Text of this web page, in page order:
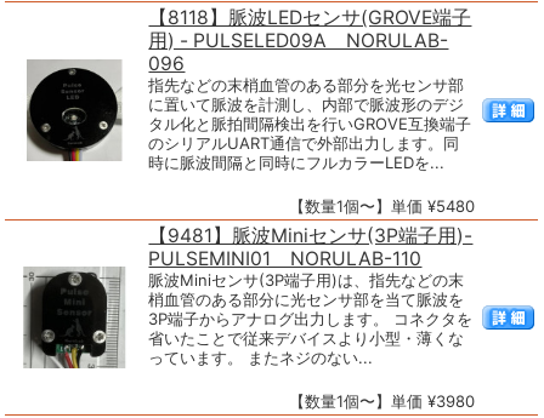
【8118】脈波LEDセンサ(GROVE端子
用) - PULSELED09A NORULAB-
096
指先などの末梢血管のある部分を光センサ部
に置いて脈波を計測し、内部で脈波形のデジ
タル化と脈拍間隔検出を行いGROVE互換端子
のシリアルUART通信で外部出力します。同
時に脈波間隔と同時にフルカラーLEDを...
【数量1個〜】単価 ¥5480
【9481】脈波Miniセンサ(3P端子用)-
PULSEMINI01 NORULAB-110
脈波Miniセンサ(3P端子用)は、指先などの末
梢血管のある部分に光センサ部を当て脈波を
3P端子からアナログ出力します。 コネクタを
省いたことで従来デバイスより小型・薄くな
っています。 またネジのない...
【数量1個〜】単価 ¥3980